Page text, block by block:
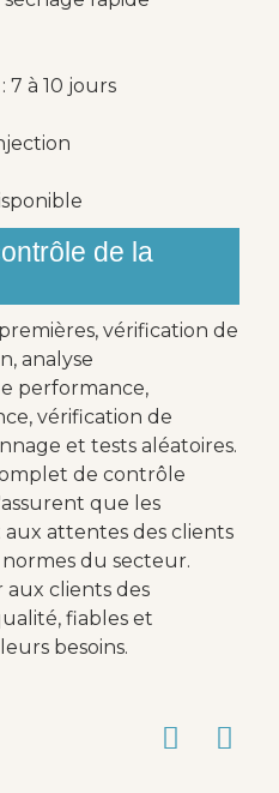
à 10 jours
de la
vérification de
analyse
performance,
vérification de
et tests aléatoires.
de contrôle
que les
attentes des clients
du secteur.
clients des
fiables et
besoins.